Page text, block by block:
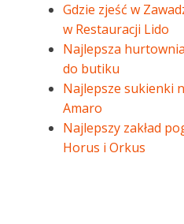
Gdzie zjeść w
w Restauracji Lido
Najlepsza
do butiku
Najlepsze sukienki
Amaro
Najlepszy zakład
Horus i Orkus